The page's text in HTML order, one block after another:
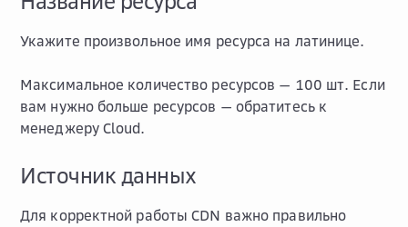
Укажите произвольное имя ресурса на латинице.
Максимальное количество ресурсов — 100 шт. Если
вам нужно больше ресурсов — обратитесь к
менеджеру Cloud.
Источник данных
Для корректной работы CDN важно правильно